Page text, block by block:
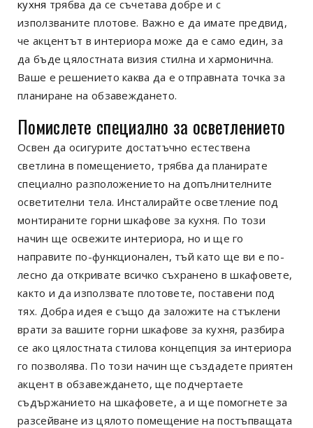
кухня трябва да се съчетава добре и с
използваните плотове. Важно е да имате предвид,
че акцентът в интериора може да е само един, за
да бъде цялостната визия стилна и хармонична.
Ваше е решението каква да е отправната точка за
планиране на обзавеждането.
Помислете специално за осветлението
Освен да осигурите достатъчно естествена
светлина в помещението, трябва да планирате
специално разположението на допълнителните
осветителни тела. Инсталирайте осветление под
монтираните горни шкафове за кухня. По този
начин ще освежите интериора, но и ще го
направите по-функционален, тъй като ще ви е по-
лесно да откривате всичко съхранено в шкафовете,
както и да използвате плотовете, поставени под
тях. Добра идея е също да заложите на стъклени
врати за вашите горни шкафове за кухня, разбира
се ако цялостната стилова концепция за интериора
го позволява. По този начин ще създадете приятен
акцент в обзавеждането, ще подчертаете
съдържанието на шкафовете, а и ще помогнете за
разсейване из цялото помещение на постъпващата